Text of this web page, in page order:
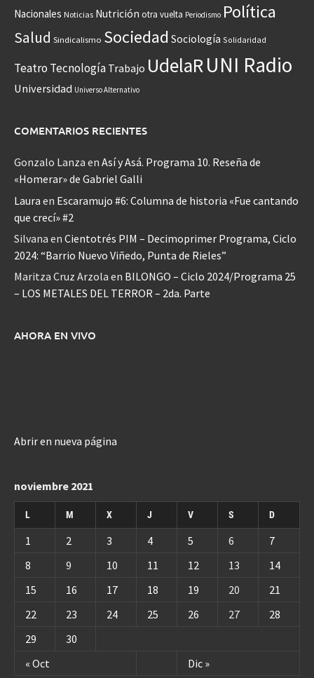
Nacionales Noticias Nutrición otra vuelta Periodismo Política
Salud Sindicalismo Sociedad Sociología Solidaridad
Teatro Tecnología Trabajo UdelaRUNI Radio
Universidad Universo Alternativo
COMENTARIOS RECIENTES
Gonzalo Lanza en Así y Asá. Programa 10. Reseña de
«Homerar» de Gabriel Galli
Laura en Escaramujo #6: Columna de historia «Fue cantando
que crecí» #2
Silvana en Cientotrés PIM – Decimoprimer Programa, Ciclo
2024: “Barrio Nuevo Viñedo, Punta de Rieles”
Maritza Cruz Arzola en BILONGO – Ciclo 2024/Programa 25
– LOS METALES DEL TERROR – 2da. Parte
AHORA EN VIVO
Abrir en nueva página
noviembre 2021
L M X J V S D
« Oct Dic »
1 2 3 4 5 6
7
8
9 10 11 12 13
14
15
16 17 18 19 20
21
22
23 24 25 26 27
28
29
30